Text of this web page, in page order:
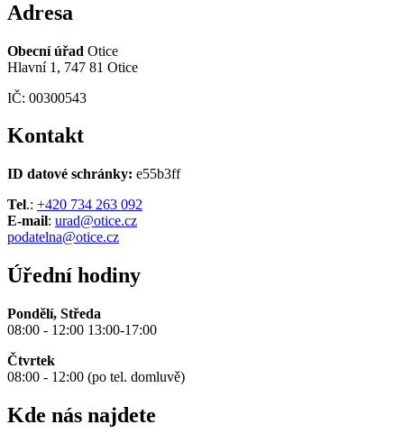
Adresa
Obecní úřad Otice
Hlavní 1, 747 81 Otice
IČ: 00300543
Kontakt
ID datové schránky: e55b3ff
Tel.: +420 734 263 092
E-mail: urad@otice.cz
podatelna@otice.cz
Úřední hodiny
Pondělí, Středa
08:00 - 12:00 13:00-17:00
Čtvrtek
08:00 - 12:00 (po tel. domluvě)
Kde nás najdete